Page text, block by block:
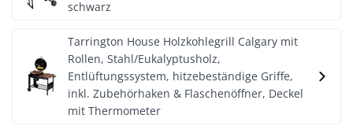
schwarz
Tarrington House Holzkohlegrill Calgary mit
Rollen, Stahl/Eukalyptusholz,
Entlüftungssystem, hitzebeständige Griffe,
inkl. Zubehörhaken & Flaschenöffner, Deckel
mit Thermometer